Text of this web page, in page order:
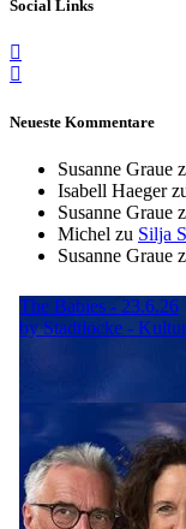
Social Links
Neueste Kommentare
Susanne Graue
Isabell Haeger
Susanne Graue
Michel zu Silja
Susanne Graue